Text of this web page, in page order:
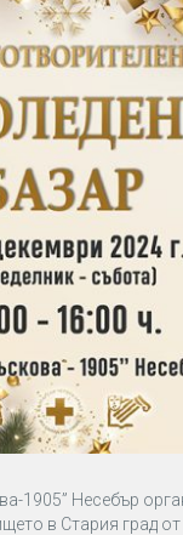
Несебър
в Стария град